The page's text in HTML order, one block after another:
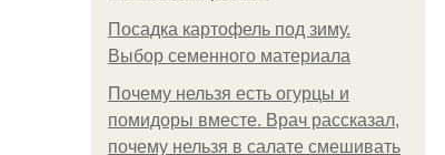
Посадка картофель под зиму.
Выбор семенного материала
Почему нельзя есть огурцы и
помидоры вместе. Врач рассказал,
почему нельзя в салате смешивать